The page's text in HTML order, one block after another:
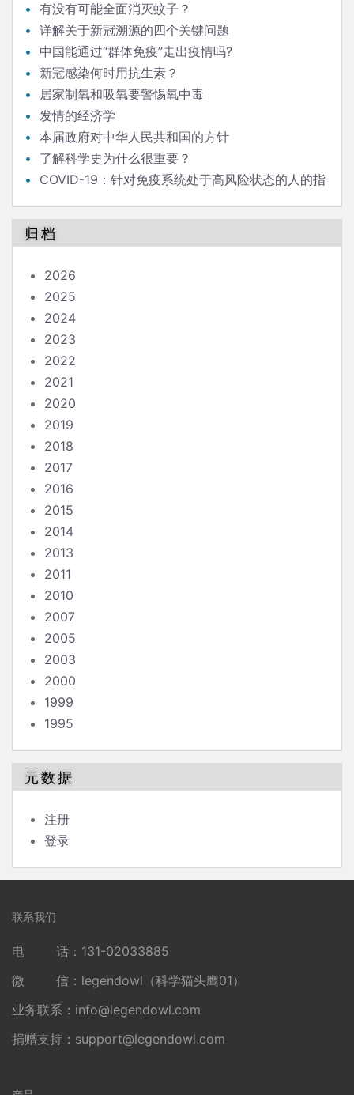
有没有可能全面消灭蚊子？
详解关于新冠溯源的四个关键问题
中国能通过“群体免疫”走出疫情吗?
新冠感染何时用抗生素？
居家制氧和吸氧要警惕氧中毒
发情的经济学
本届政府对中华人民共和国的方针
了解科学史为什么很重要？
COVID-19：针对免疫系统处于高风险状态的人的指
归档
2026
2025
2024
2023
2022
2021
2020
2019
2018
2017
2016
2015
2014
2013
2011
2010
2007
2005
2003
2000
1999
1995
元数据
注册
登录
联系我们
电 话：131-02033885
微 信：legendowl（科学猫头鹰01）
业务联系： info@legendowl.com
捐赠支持： support@legendowl.com